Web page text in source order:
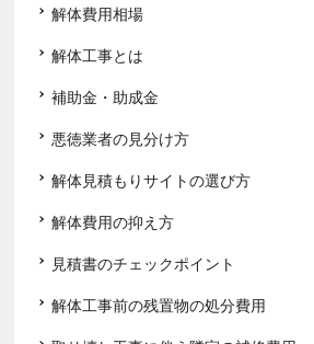
解体費用相場
解体工事とは
補助金・助成金
悪徳業者の見分け方
解体見積もりサイトの選び方
解体費用の抑え方
見積書のチェックポイント
解体工事前の残置物の処分費用